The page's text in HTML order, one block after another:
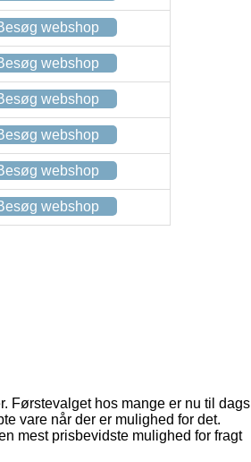
webshop
webshop
webshop
webshop
webshop
webshop
Førstevalget hos mange er nu til dags
vare når der er mulighed for det.
mest prisbevidste mulighed for fragt